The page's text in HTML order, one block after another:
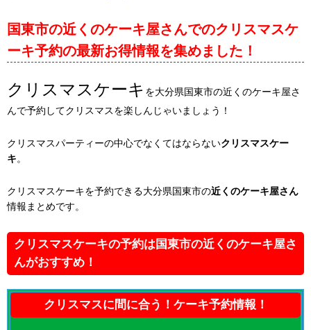
国東市の近くのケーキ屋さんでのクリスマスケ
ーキ予約の最新お得情報を集めました！
クリスマスケーキ を大分県国東市の近くのケーキ屋さ
んで予約してクリスマスを楽しんじゃいましょう！
クリスマスパーティーの中心でなくてはならないクリスマスケー
キ。
クリスマスケーキを予約できる大分県国東市の近くのケーキ屋さん
情報まとめです。
クリスマスケーキの予約は国東市の近くのケーキ屋さ
んがおすすめ！
クリスマスに間に合う！ケーキ予約情報！